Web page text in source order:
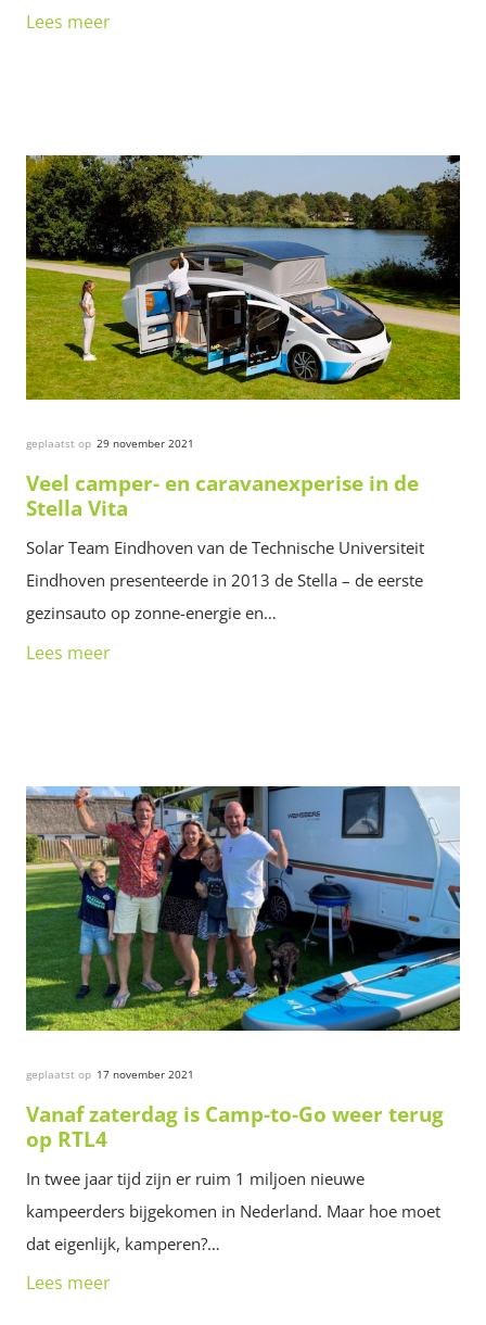
Lees meer
geplaatst op 29 november 2021
Veel camper- en caravanexperise in de
Stella Vita
Solar Team Eindhoven van de Technische Universiteit
Eindhoven presenteerde in 2013 de Stella – de eerste
gezinsauto op zonne-energie en…
Lees meer
geplaatst op 17 november 2021
Vanaf zaterdag is Camp-to-Go weer terug
op RTL4
In twee jaar tijd zijn er ruim 1 miljoen nieuwe
kampeerders bijgekomen in Nederland. Maar hoe moet
dat eigenlijk, kamperen?…
Lees meer